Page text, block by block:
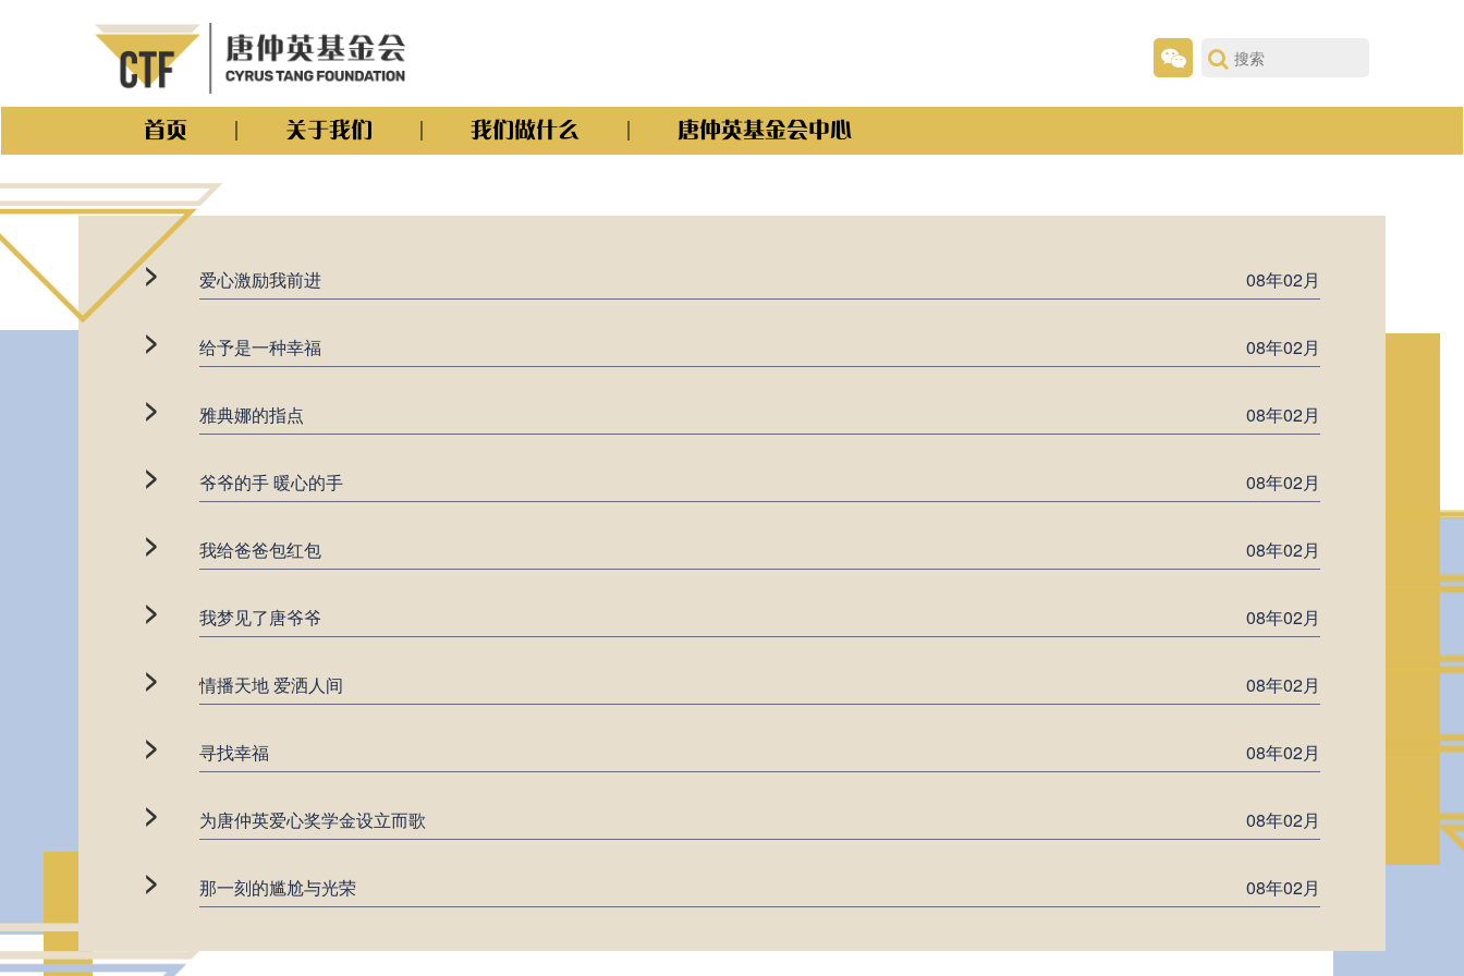
首页 关于我们 我们做什么 唐仲英基金会中心
> 爱心激励我前进 08年02月
> 给予是一种幸福 08年02月
> 雅典娜的指点 08年02月
> 爷爷的手 暖心的手 08年02月
> 我给爸爸包红包 08年02月
> 我梦见了唐爷爷 08年02月
> 情播天地 爱洒人间 08年02月
> 寻找幸福 08年02月
> 为唐仲英爱心奖学金设立而歌 08年02月
> 那一刻的尴尬与光荣 08年02月